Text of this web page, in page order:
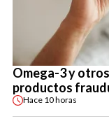
Omega-3 y
productos
Hace 10 horas